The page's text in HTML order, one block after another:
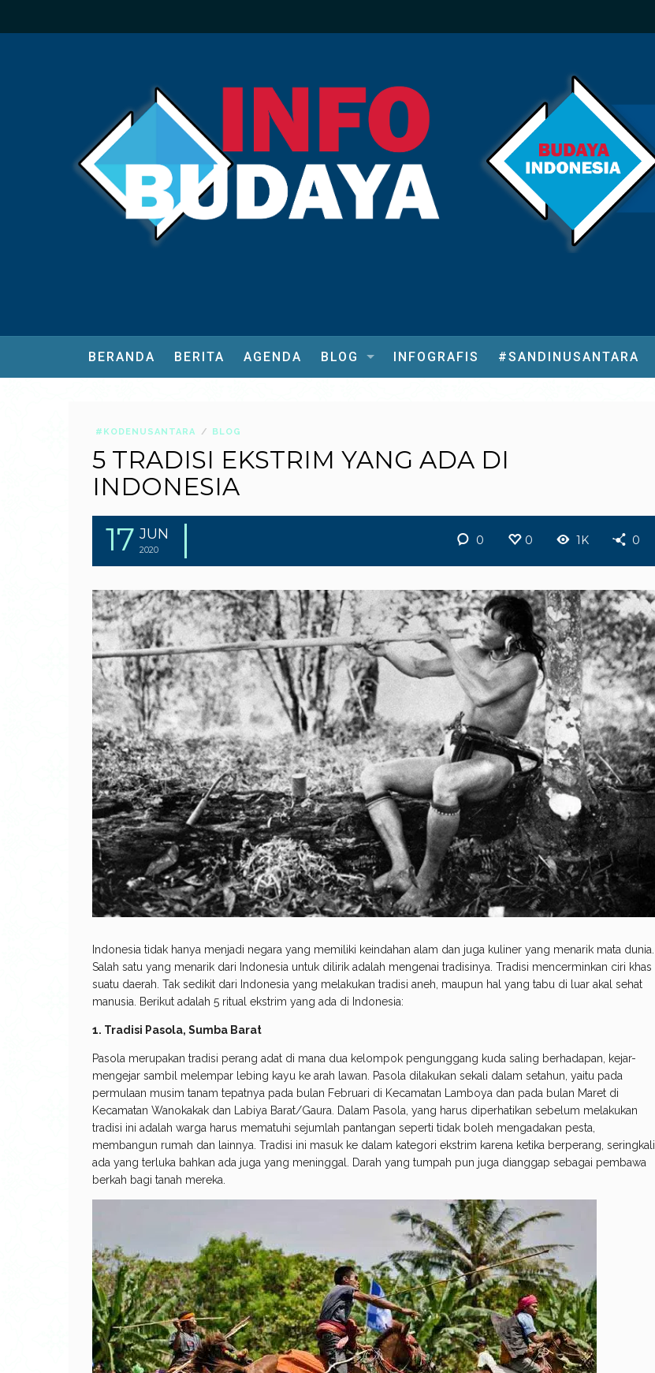
BERANDA BERITA AGENDA BLOG INFOGRAFIS #SANDINUSANTARA
#KODENUSANTARA BLOG
5 TRADISI EKSTRIM YANG ADA DI
INDONESIA
17 JUN
2020
0 0 1K 0
Indonesia tidak hanya menjadi negara yang memiliki keindahan alam dan juga kuliner yang menarik mata dunia.
Salah satu yang menarik dari Indonesia untuk dilirik adalah mengenai tradisinya. Tradisi mencerminkan ciri khas
suatu daerah. Tak sedikit dari Indonesia yang melakukan tradisi aneh, maupun hal yang tabu di luar akal sehat
manusia. Berikut adalah 5 ritual ekstrim yang ada di Indonesia:
1. Tradisi Pasola, Sumba Barat
Pasola merupakan tradisi perang adat di mana dua kelompok pengunggang kuda saling berhadapan, kejar-
mengejar sambil melempar lebing kayu ke arah lawan. Pasola dilakukan sekali dalam setahun, yaitu pada
permulaan musim tanam tepatnya pada bulan Februari di Kecamatan Lamboya dan pada bulan Maret di
Kecamatan Wanokakak dan Labiya Barat/Gaura. Dalam Pasola, yang harus diperhatikan sebelum melakukan
tradisi ini adalah warga harus mematuhi sejumlah pantangan seperti tidak boleh mengadakan pesta,
membangun rumah dan lainnya. Tradisi ini masuk ke dalam kategori ekstrim karena ketika berperang, seringkali
ada yang terluka bahkan ada juga yang meninggal. Darah yang tumpah pun juga dianggap sebagai pembawa
berkah bagi tanah mereka.